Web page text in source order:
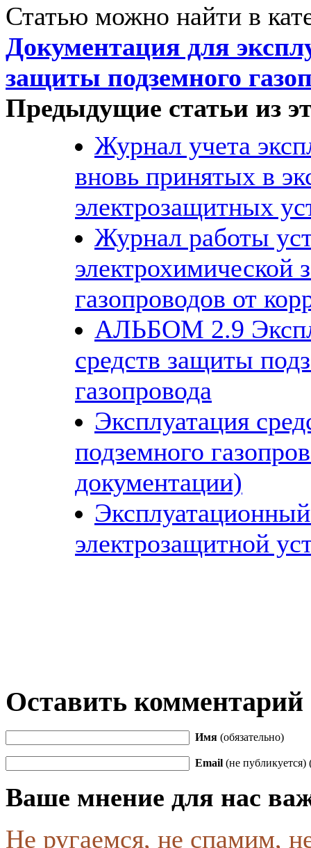
Статью можно найти в
Документация для
защиты подземного
Предыдущие статьи из
Журнал учета
вновь принятых в
электрозащитных
Журнал работы
электрохимической
газопроводов от
АЛЬБОМ 2.9
средств защиты
газопровода
Эксплуатация
подземного
документации)
электрозащитной
Оставить комментарий
Имя (обязательно)
Email (не публикуется)
Ваше мнение для нас
Не ругаемся, не спамим,